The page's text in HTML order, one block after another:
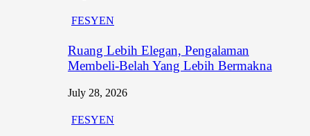
FESYEN
Ruang Lebih Elegan, Pengalaman
Membeli-Belah Yang Lebih Bermakna
July 28, 2026
FESYEN